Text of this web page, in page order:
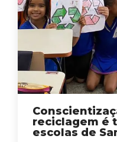
reciclagem é
escolas de